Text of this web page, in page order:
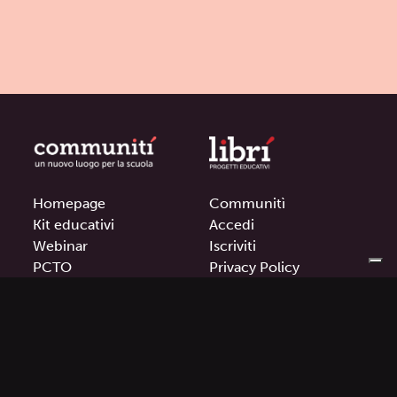
Homepage
Kit educativi
Webinar
PCTO
Communitì
Accedi
Iscriviti
Privacy Policy